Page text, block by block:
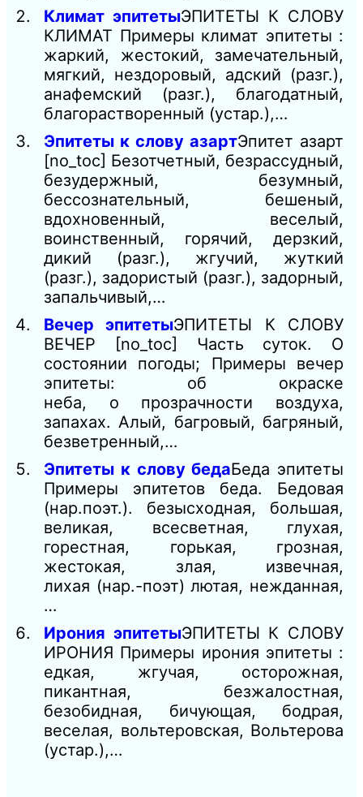
Климат эпитетыЭПИТЕТЫ К СЛОВУ
КЛИМАТ Примеры климат эпитеты :
жаркий, жестокий, замечательный,
мягкий, нездоровый, адский (разг.),
анафемский (разг.), благодатный,
благорастворенный (устар.),…
Эпитеты к слову азартЭпитет азарт
[no_toc] Безотчетный, безрассудный,
безудержный, безумный,
бессознательный, бешеный,
вдохновенный, веселый,
воинственный, горячий, дерзкий,
дикий (разг.), жгучий, жуткий
(разг.), задористый (разг.), задорный,
запальчивый,…
Вечер эпитетыЭПИТЕТЫ К СЛОВУ
ВЕЧЕР [no_toc] Часть суток. О
состоянии погоды; Примеры вечер
эпитеты: об окраске
неба, о прозрачности воздуха,
запахах. Алый, багровый, багряный,
безветренный,…
Эпитеты к слову бедаБеда эпитеты
Примеры эпитетов беда. Бедовая
(нар.поэт.). безысходная, большая,
великая, всесветная, глухая,
горестная, горькая, грозная,
жестокая, злая, извечная,
лихая (нар.-поэт) лютая, нежданная,
…
Ирония эпитетыЭПИТЕТЫ К СЛОВУ
ИРОНИЯ Примеры ирония эпитеты :
едкая, жгучая, осторожная,
пикантная, безжалостная,
безобидная, бичующая, бодрая,
веселая, вольтеровская, Вольтерова
(устар.),…